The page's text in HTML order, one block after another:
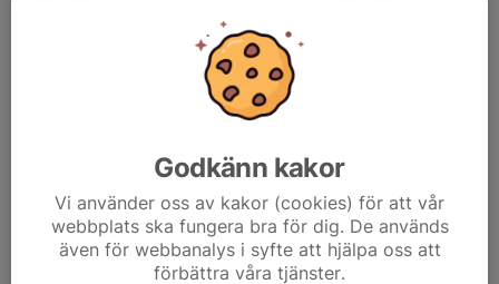
Solvallen håller inte för spel på söndag!
På söndag kl.16:00 spelas den första seriematchen, ett derby
mot Mörbylånga! Tyvärr är Solvallen inte spelbar och matchen
kommer därför spelas på konstgräset i Borgholm.
Godkänn kakor
Vi använder oss av kakor (cookies) för att vår
webbplats ska fungera bra för dig. De används
även för webbanalys i syfte att hjälpa oss att
förbättra våra tjänster.